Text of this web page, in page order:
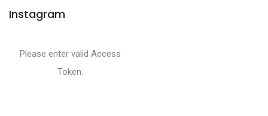
Instagram
Please enter valid Access
Token.